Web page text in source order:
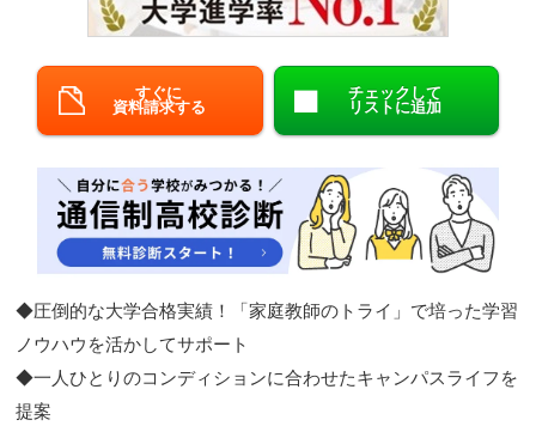
九州・沖縄
閉じる
すぐに
資料請求する
チェックして
リストに追加
◆圧倒的な大学合格実績！「家庭教師のトライ」で培った学習
ノウハウを活かしてサポート​
◆一人ひとりのコンディションに合わせたキャンパスライフを
提案​